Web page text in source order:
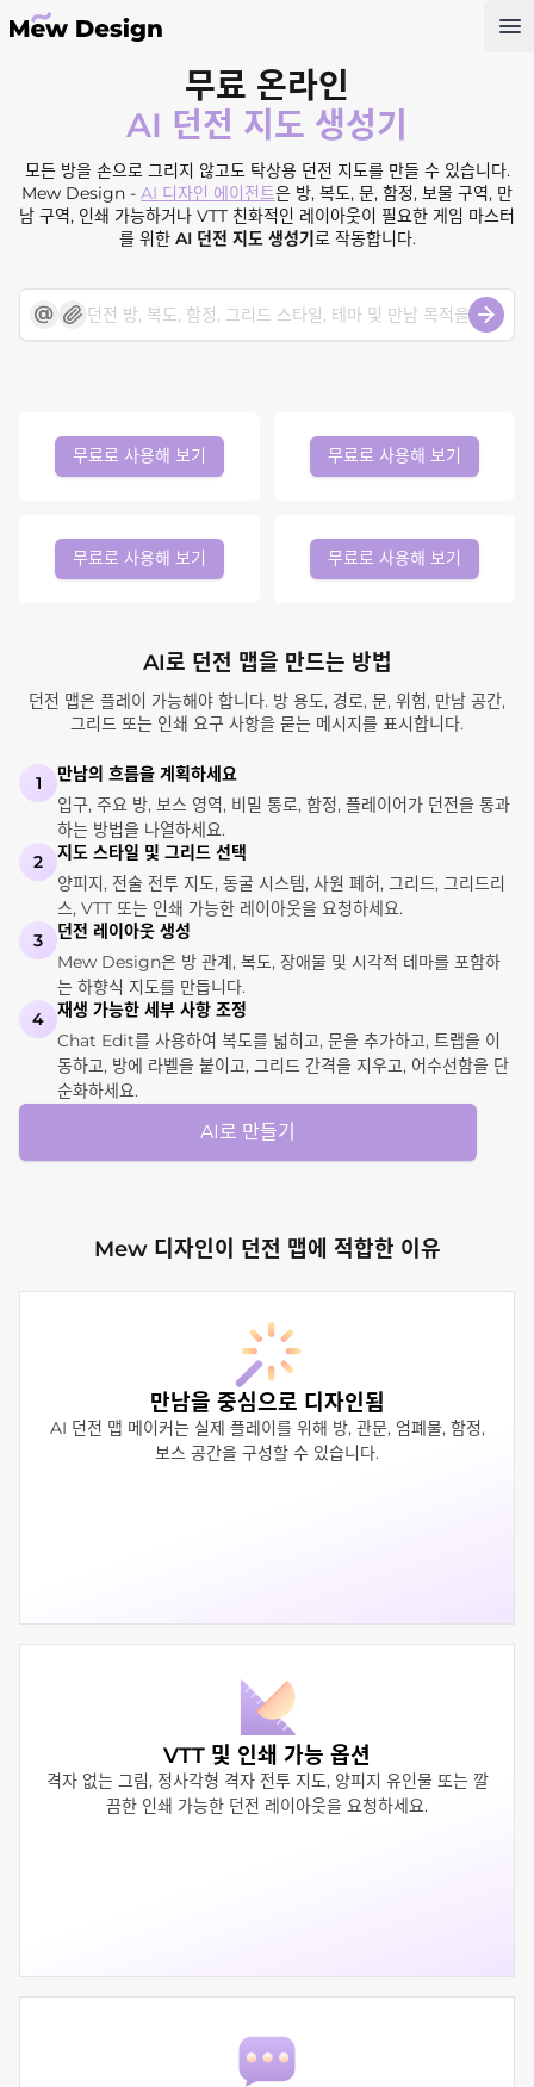
무료 온라인
AI 던전 지도 생성기
모든 방을 손으로 그리지 않고도 탁상용 던전 지도를 만들 수 있습니다.
Mew Design - AI 디자인 에이전트은 방, 복도, 문, 함정, 보물 구역, 만
남 구역, 인쇄 가능하거나 VTT 친화적인 레이아웃이 필요한 게임 마스터
를 위한 AI 던전 지도 생성기로 작동합니다.
무료로 사용해 보기 무료로 사용해 보기
무료로 사용해 보기 무료로 사용해 보기
AI로 던전 맵을 만드는 방법
던전 맵은 플레이 가능해야 합니다. 방 용도, 경로, 문, 위험, 만남 공간,
그리드 또는 인쇄 요구 사항을 묻는 메시지를 표시합니다.
1
만남의 흐름을 계획하세요
입구, 주요 방, 보스 영역, 비밀 통로, 함정, 플레이어가 던전을 통과
하는 방법을 나열하세요.
2
지도 스타일 및 그리드 선택
양피지, 전술 전투 지도, 동굴 시스템, 사원 폐허, 그리드, 그리드리
스, VTT 또는 인쇄 가능한 레이아웃을 요청하세요.
3
던전 레이아웃 생성
Mew Design은 방 관계, 복도, 장애물 및 시각적 테마를 포함하
는 하향식 지도를 만듭니다.
4
재생 가능한 세부 사항 조정
Chat Edit를 사용하여 복도를 넓히고, 문을 추가하고, 트랩을 이
동하고, 방에 라벨을 붙이고, 그리드 간격을 지우고, 어수선함을 단
순화하세요.
AI로 만들기
Mew 디자인이 던전 맵에 적합한 이유
만남을 중심으로 디자인됨
AI 던전 맵 메이커는 실제 플레이를 위해 방, 관문, 엄폐물, 함정,
보스 공간을 구성할 수 있습니다.
VTT 및 인쇄 가능 옵션
격자 없는 그림, 정사각형 격자 전투 지도, 양피지 유인물 또는 깔
끔한 인쇄 가능한 던전 레이아웃을 요청하세요.